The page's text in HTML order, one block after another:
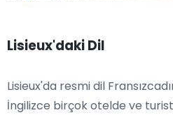
Lisieux'daki Dil
Lisieux'da resmi dil
İngilizce birçok otelde ve turist